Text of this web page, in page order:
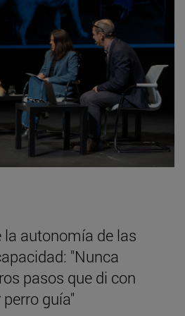
autonomía de las
"Nunca
pasos que di con
guía"